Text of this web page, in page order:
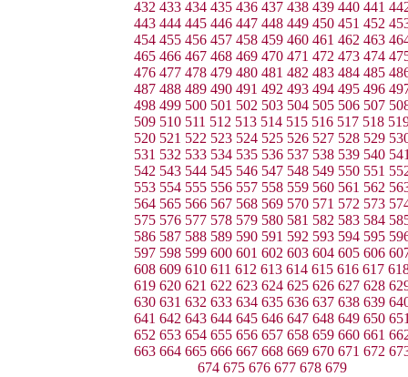
432 433 434 435 436 437 438 439 440 441
443 444 445 446 447 448 449 450 451 452
454 455 456 457 458 459 460 461 462 463
465 466 467 468 469 470 471 472 473 474
476 477 478 479 480 481 482 483 484 485
487 488 489 490 491 492 493 494 495 496
498 499 500 501 502 503 504 505 506 507
509 510 511 512 513 514 515 516 517 518
520 521 522 523 524 525 526 527 528 529
531 532 533 534 535 536 537 538 539 540
542 543 544 545 546 547 548 549 550 551
553 554 555 556 557 558 559 560 561 562
564 565 566 567 568 569 570 571 572 573
575 576 577 578 579 580 581 582 583 584
586 587 588 589 590 591 592 593 594 595
597 598 599 600 601 602 603 604 605 606
608 609 610 611 612 613 614 615 616 617
619 620 621 622 623 624 625 626 627 628
630 631 632 633 634 635 636 637 638 639
641 642 643 644 645 646 647 648 649 650
652 653 654 655 656 657 658 659 660 661
663 664 665 666 667 668 669 670 671 672
674 675 676 677 678 679